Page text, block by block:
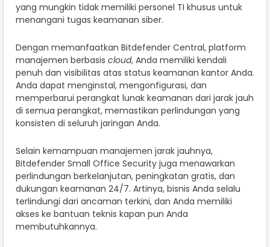
yang mungkin tidak memiliki personel TI khusus untuk
menangani tugas keamanan siber.
Dengan memanfaatkan Bitdefender Central, platform
manajemen berbasis cloud, Anda memiliki kendali
penuh dan visibilitas atas status keamanan kantor Anda.
Anda dapat menginstal, mengonfigurasi, dan
memperbarui perangkat lunak keamanan dari jarak jauh
di semua perangkat, memastikan perlindungan yang
konsisten di seluruh jaringan Anda.
Selain kemampuan manajemen jarak jauhnya,
Bitdefender Small Office Security juga menawarkan
perlindungan berkelanjutan, peningkatan gratis, dan
dukungan keamanan 24/7. Artinya, bisnis Anda selalu
terlindungi dari ancaman terkini, dan Anda memiliki
akses ke bantuan teknis kapan pun Anda
membutuhkannya.